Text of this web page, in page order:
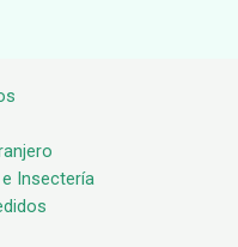
Insectería